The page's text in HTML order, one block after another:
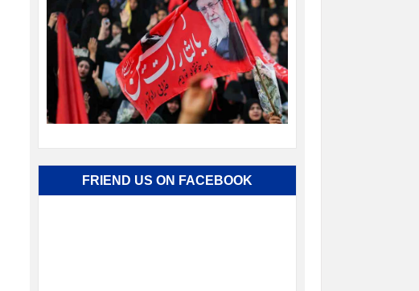
FRIEND US ON FACEBOOK